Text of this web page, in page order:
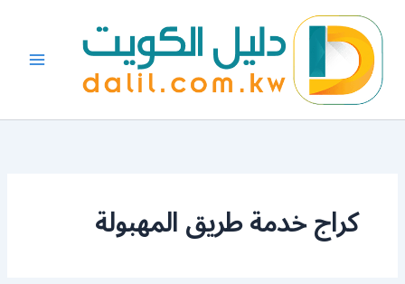
المحتوى
كراج خدمة طريق المهبولة